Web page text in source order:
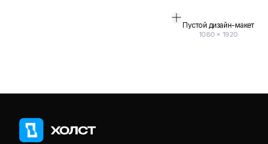
Пустой дизайн-макет
1080 × 1920